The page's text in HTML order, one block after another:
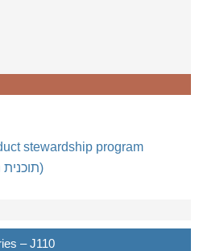
stewardship program
(תוכנית ניהול סביבתי למוצר)
– J110